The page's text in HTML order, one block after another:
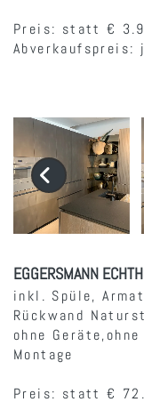
Preis: statt €
EGGERSMANN
inkl. Spüle,
Rückwand
ohne
Montage
Preis: statt €